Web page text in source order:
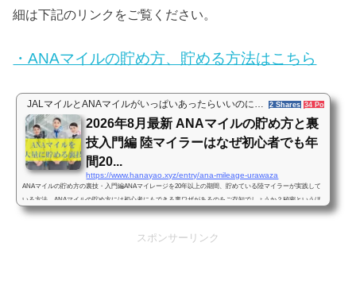
細は下記のリンクをご覧ください。
・ANAマイルの貯め方、貯める方法はこちら
JALマイルとANAマイルがいっぱいあったらいいのに… 2 Shares 34 Pockets
2026年8月最新 ANAマイルの貯め方と裏
技入門編 陸マイラーはなぜ初心者でも年
間20...
https://www.hanayao.xyz/entry/ana-mileage-urawaza
ANAマイルの貯め方の裏技・入門編ANAマイレージを20年以上の期間、貯めている陸マイラーが実践して
いる方法、ANAマイルの貯め方には初心者にもできる裏ワザがあるのをご存知でしょうか？秘密というほ
どではないのですが、一般の人にはあまり知られていない、効率的にANAマイルを貯める方法があるんで
臭いな…」けれども実際にこの裏ワザを使うようになってからは、初心者の私でも1年間に20万マイル以
スポンサーリンク